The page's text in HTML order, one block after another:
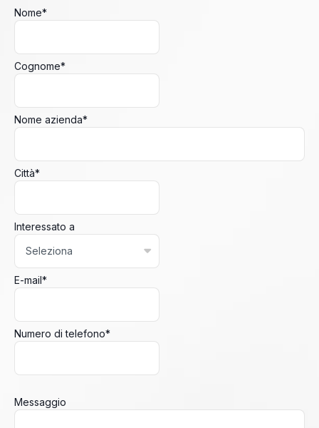
Nome*
Cognome*
Nome azienda*
Città*
Interessato a
E-mail*
Numero di telefono*
Messaggio